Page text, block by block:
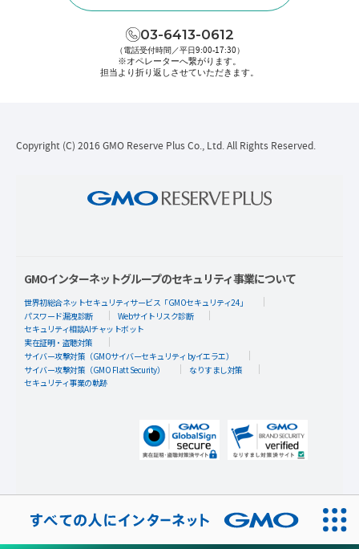
03-6413-0612
（電話受付時間／平日9:00-17:30）
※オペレーターへ繋がります。
担当より折り返しさせていただきます。
Copyright (C) 2016 GMO Reserve Plus Co., Ltd. All Rights Reserved.
GMOインターネットグループのセキュリティ事業について
世界初総合ネットセキュリティサービス「GMOセキュリティ24」
パスワード漏洩診断
Webサイトリスク診断
セキュリティ相談AIチャットボット
実在証明・盗聴対策
サイバー攻撃対策（GMOサイバーセキュリティ byイエラエ）
サイバー攻撃対策（GMO Flatt Security）
なりすまし対策
セキュリティ事業の軌跡